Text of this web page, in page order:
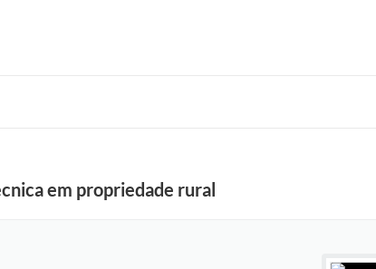
em propriedade rural